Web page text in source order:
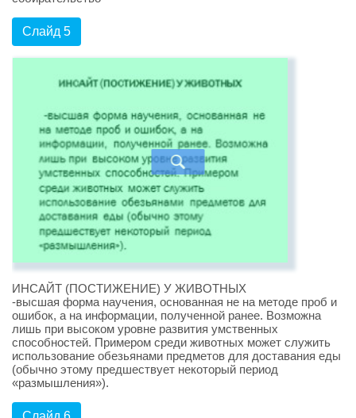
Слайд 5
ИНСАЙТ (ПОСТИЖЕНИЕ) У ЖИВОТНЫХ
-высшая форма научения, основанная не на методе проб и
ошибок, а на информации, полученной ранее. Возможна
лишь при высоком уровне развития умственных
способностей. Примером среди животных может служить
использование обезьянами предметов для доставания еды
(обычно этому предшествует некоторый период
«размышления»).